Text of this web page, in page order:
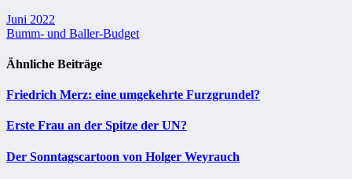
Beitragsnavigation
Juni 2022
Bumm- und Baller-Budget
Ähnliche Beiträge
Friedrich Merz: eine umgekehrte Furzgrundel?
Erste Frau an der Spitze der UN?
Der Sonntagscartoon von Holger Weyrauch